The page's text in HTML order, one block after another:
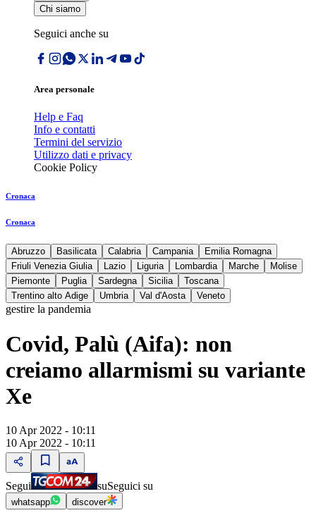
Chi siamo
Seguici anche su
Area personale
Help e Faq
Info e contatti
Termini del servizio
Utilizzo dati e privacy
Cookie Policy
Cronaca
Cronaca
Abruzzo Basilicata Calabria Campania
Emilia Romagna
Friuli Venezia Giulia
Lazio Liguria Lombardia Marche
Molise
Piemonte
Puglia Sardegna Sicilia
Toscana
Trentino alto Adige
Umbria Val d'Aosta Veneto
gestire la pandemia
Covid, Palù (Aifa): non
creiamo allarmismi su variante
Xe
10 Apr 2022 - 10:11
10 Apr 2022 - 10:11
Segui suSeguici su
whatsapp discover